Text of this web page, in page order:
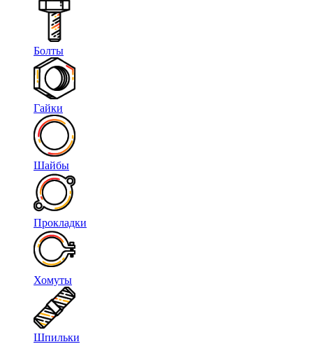
Болты
Гайки
Шайбы
Прокладки
Хомуты
Шпильки